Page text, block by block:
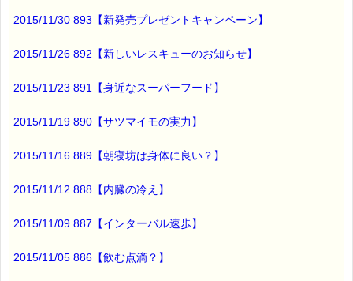
第一話で放送されました。
被告人は末っ子のこぶたで、
煙突から侵入してきたオオカミを、
を争う裁判員裁判です (^^;)
2015/11/30 893【新発売プレゼントキャンペーン】
2015/11/26 892【新しいレスキューのお知らせ】
2015/11/23 891【身近なスーパーフード】
2015/11/19 890【サツマイモの実力】
2015/11/16 889【朝寝坊は身体に良い？】
2015/11/12 888【内臓の冷え】
2015/11/09 887【インターバル速歩】
2015/11/05 886【飲む点滴？】